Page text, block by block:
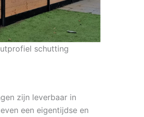
schutting
zijn leverbaar in
een eigentijdse en